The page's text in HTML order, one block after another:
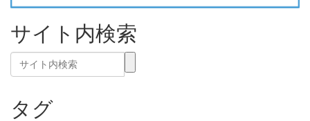
サイト内検索
タグ